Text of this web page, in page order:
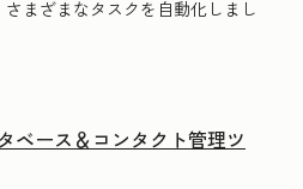
まざまなタスクを自動化しまし
ベース＆コンタクト管理ツ